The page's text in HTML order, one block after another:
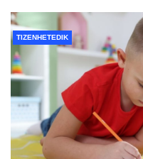
TIZENHETEDIK